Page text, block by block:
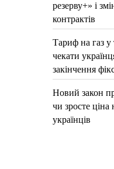
резерву+» і
контрактів
Тариф на газ у
чекати
закінчення
Новий закон
чи зросте ціна
українців